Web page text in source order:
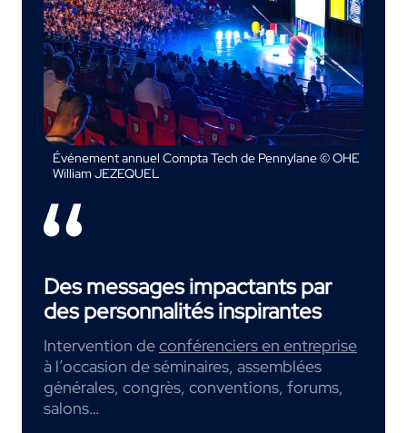
Événement annuel Compta Tech de Pennylane © OHE
William JEZEQUEL
Des messages impactants par
des personnalités inspirantes
Intervention deconférenciers en entreprise
à l’occasion de séminaires, assemblées
générales, congrès, conventions, forums,
salons…